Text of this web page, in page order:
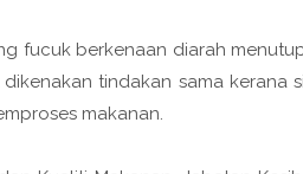
fucuk berkenaan diarah
tindakan sama kerana
makanan.